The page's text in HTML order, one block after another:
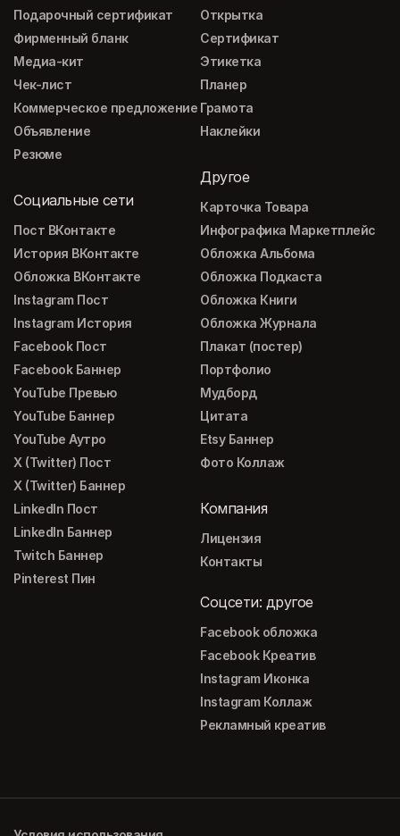
Подарочный сертификат
Фирменный бланк
Медиа-кит
Чек-лист
Коммерческое предложение
Объявление
Резюме
Социальные сети
Пост ВКонтакте
История ВКонтакте
Обложка ВКонтакте
Instagram Пост
Instagram История
Facebook Пост
Facebook Баннер
YouTube Превью
YouTube Баннер
YouTube Аутро
X (Twitter) Пост
X (Twitter) Баннер
LinkedIn Пост
LinkedIn Баннер
Twitch Баннер
Pinterest Пин
Открытка
Сертификат
Этикетка
Планер
Грамота
Наклейки
Другое
Карточка Товара
Инфографика Маркетплейс
Обложка Альбома
Обложка Подкаста
Обложка Книги
Обложка Журнала
Плакат (постер)
Портфолио
Мудборд
Цитата
Etsy Баннер
Фото Коллаж
Компания
Лицензия
Контакты
Соцсети: другое
Facebook обложка
Facebook Креатив
Instagram Иконка
Instagram Коллаж
Рекламный креатив